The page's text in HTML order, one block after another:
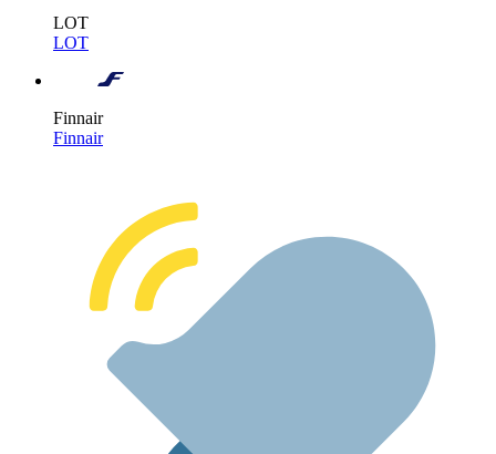
LOT
LOT
Finnair
Finnair